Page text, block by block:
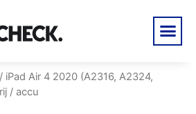
/ iPad Air 4 2020 (A2316, A2324,
/ accu